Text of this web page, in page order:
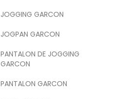
JOGGING GARCON
JOGPAN GARCON
PANTALON DE JOGGING
GARCON
PANTALON GARCON